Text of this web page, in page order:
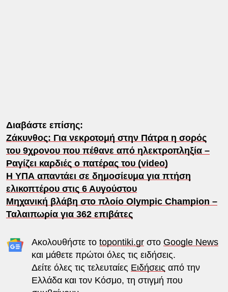
Διαβάστε επίσης:
Ζάκυνθος: Για νεκροτομή στην Πάτρα η σορός
του 9χρονου που πέθανε από ηλεκτροπληξία –
Ραγίζει καρδιές ο πατέρας του (video)
Η ΥΠΑ απαντάει σε δημοσίευμα για πτήση
ελικοπτέρου στις 6 Αυγούστου
Μηχανική βλάβη στο πλοίο Olympic Champion –
Ταλαιπωρία για 362 επιβάτες
Ακολουθήστε το topontiki.grστο Google News
και μάθετε πρώτοι όλες τις ειδήσεις.
Δείτε όλες τις τελευταίες Ειδήσεις από την
Ελλάδα και τον Κόσμο, τη στιγμή που